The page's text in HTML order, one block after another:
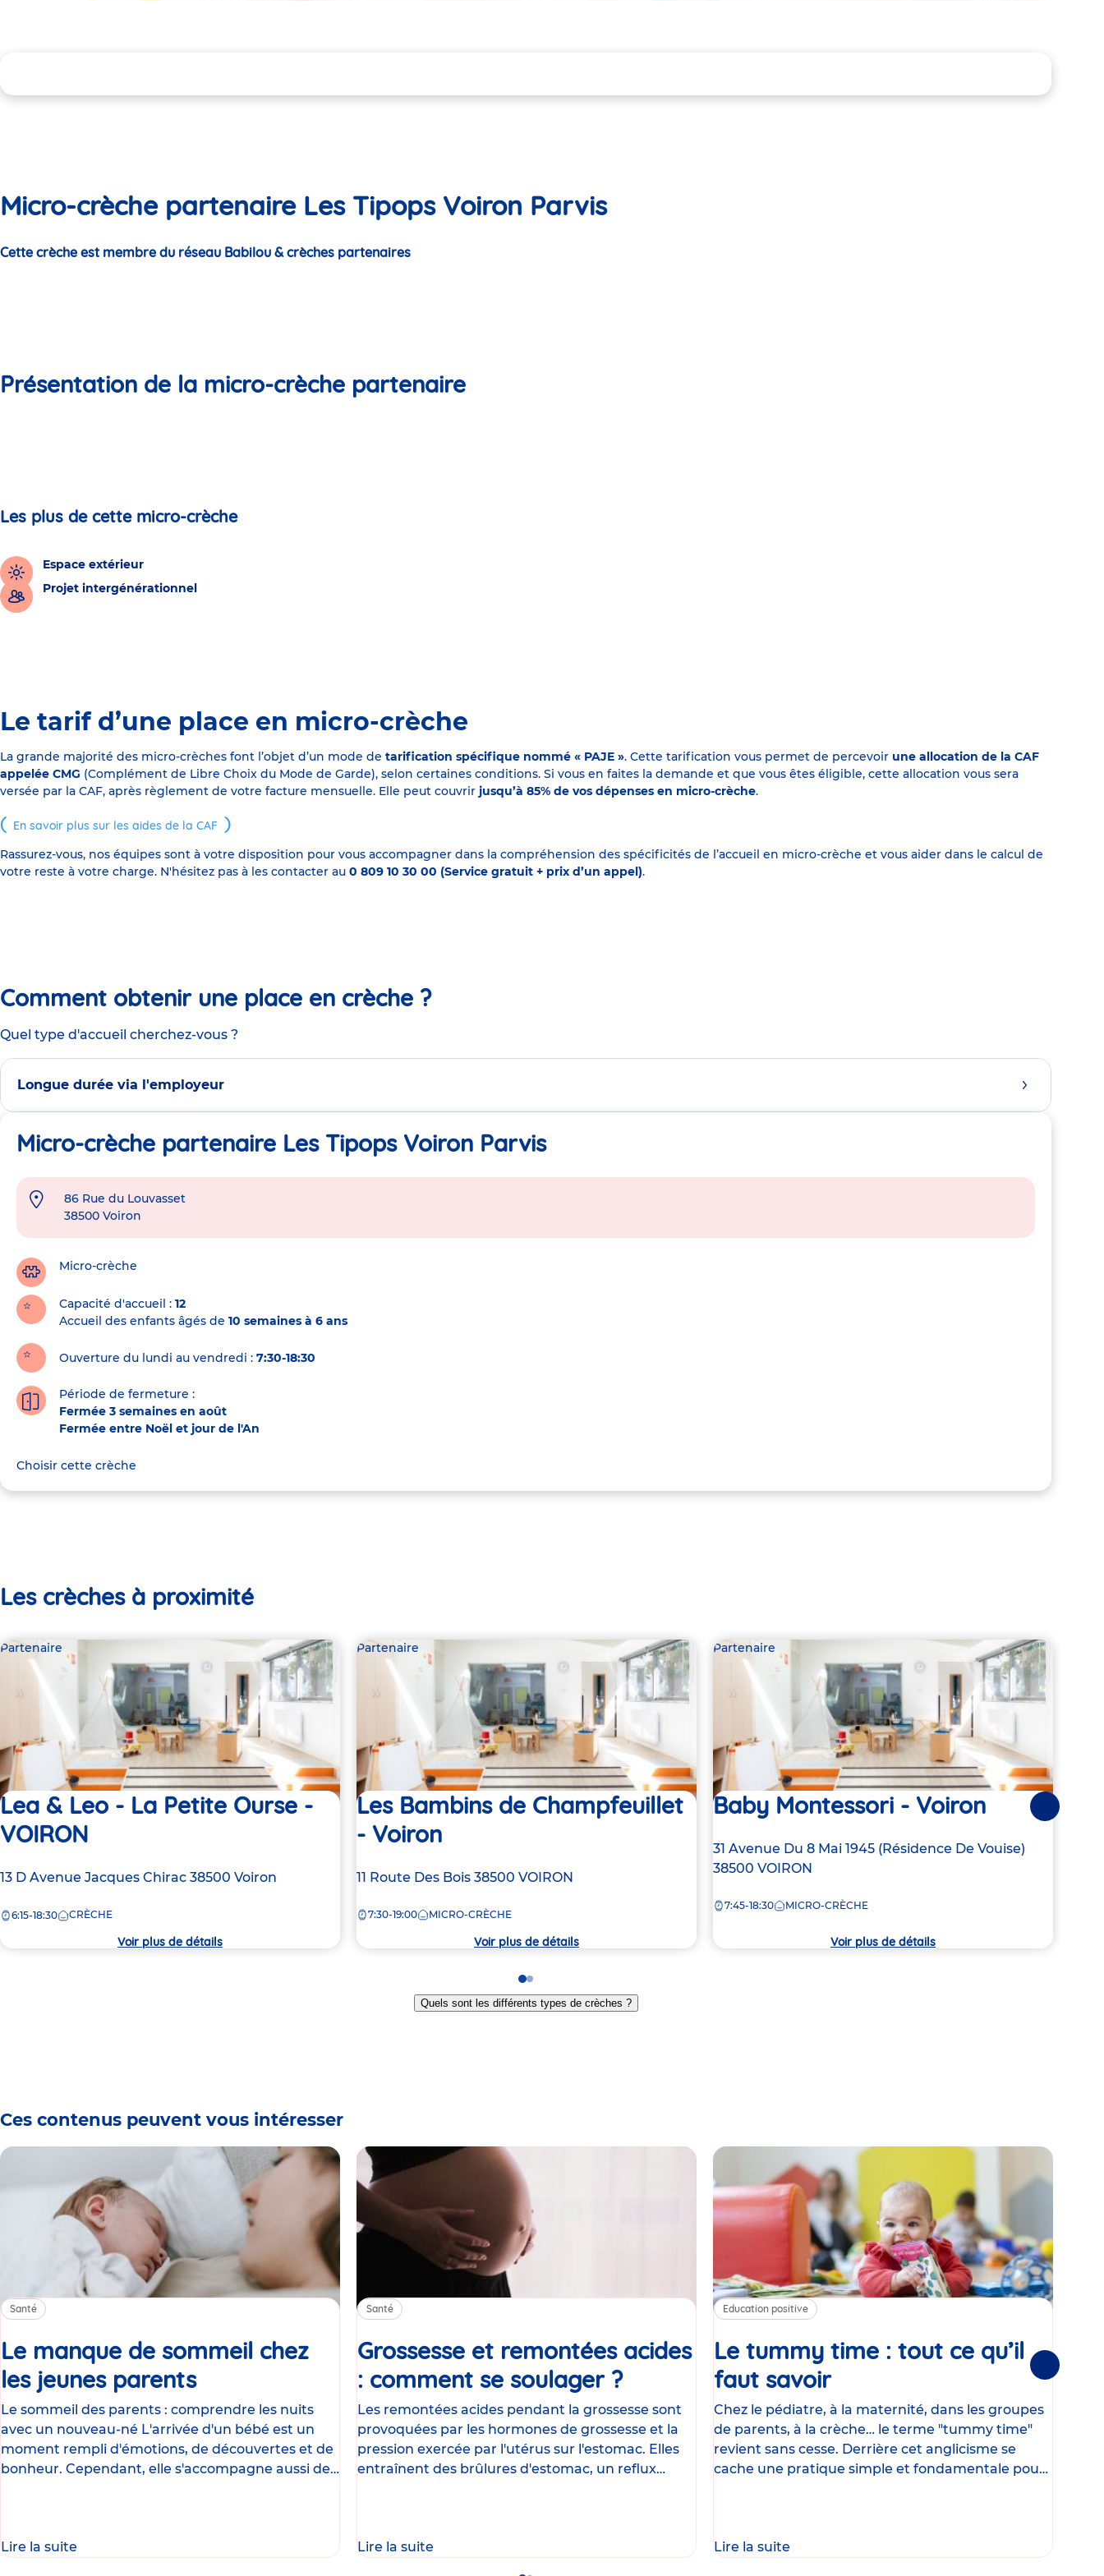
Micro-crèche partenaire Les Tipops Voiron Parvis
Cette crèche est membre du réseau Babilou & crèches partenaires
Présentation de la micro-crèche partenaire
Les plus de cette micro-crèche
Espace extérieur
Projet intergénérationnel
Le tarif d’une place en micro-crèche
La grande majorité des micro-crèches font l’objet d’un mode de tarification spécifique nommé « PAJE ». Cette tarification vous permet de percevoir une allocation de la CAF
appelée CMG (Complément de Libre Choix du Mode de Garde), selon certaines conditions. Si vous en faites la demande et que vous êtes éligible, cette allocation vous sera
versée par la CAF, après règlement de votre facture mensuelle. Elle peut couvrir jusqu’à 85% de vos dépenses en micro-crèche.
En savoir plus sur les aides de la CAF
Rassurez-vous, nos équipes sont à votre disposition pour vous accompagner dans la compréhension des spécificités de l’accueil en micro-crèche et vous aider dans le calcul de
votre reste à votre charge. N'hésitez pas à les contacter au 0 809 10 30 00 (Service gratuit + prix d’un appel).
Comment obtenir une place en crèche ?
Quel type d'accueil cherchez-vous ?
Longue durée via l'employeur
Micro-crèche partenaire Les Tipops Voiron Parvis
Adresse
crèche
86 Rue du Louvasset
38500 Voiron
Micro-crèche
Capacité d'accueil
12
Accueil des enfants âgés de 10 semaines à 6 ans
Ouverture du lundi au vendredi : 7:30-18:30
Période de fermeture :
Fermée 3 semaines en août
Fermée entre Noël et jour de l'An
Choisir cette crèche
Les crèches à proximité
Partenaire
Lea & Leo - La Petite Ourse -
VOIRON
Adresse
la
13 D Avenue Jacques Chirac 38500 Voiron
6:15-18:30 CRÈCHE
Voir plus de détails
Partenaire
Les Bambins de Champfeuillet
- Voiron
Adresse
la
11 Route Des Bois 38500 VOIRON
7:30-19:00 MICRO-CRÈCHE
Voir plus de détails
Partenaire
Baby Montessori - Voiron
Adresse
de
crèche
31 Avenue Du 8 Mai 1945 (Résidence De Vouise)
38500 VOIRON
7:45-18:30 MICRO-CRÈCHE
Voir plus de détails
Suivantes
Go
to
slide
Go
to
slide
Quels sont les différents types de crèches ?
Ces contenus peuvent vous intéresser
Santé
Le manque de sommeil chez
les jeunes parentsArticle
Le sommeil des parents : comprendre les nuits
avec un nouveau-né L'arrivée d'un bébé est un
moment rempli d'émotions, de découvertes et de
bonheur. Cependant, elle s'accompagne aussi de
Lire la suite
Santé
Grossesse et remontées acides
: comment se soulager ?Article
Les remontées acides pendant la grossesse sont
provoquées par les hormones de grossesse et la
pression exercée par l'utérus sur l'estomac. Elles
entraînent des brûlures d'estomac, un reflux
Lire la suite
Education positive
Le tummy time : tout ce qu’il
faut savoirArticle
Chez le pédiatre, à la maternité, dans les groupes
de parents, à la crèche… le terme "tummy time"
revient sans cesse. Derrière cet anglicisme se
cache une pratique simple et fondamentale pour
Lire la suite
Suivantes